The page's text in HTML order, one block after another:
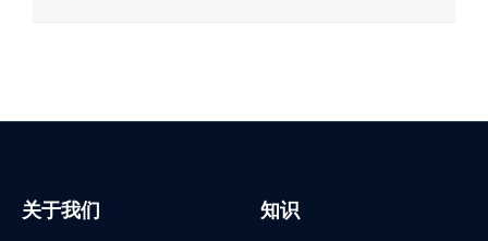
关于我们 知识